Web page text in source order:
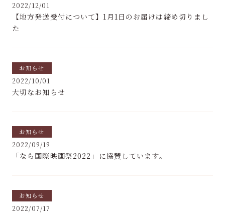
2022/12/01
【地方発送受付について】1月1日のお届けは締め切りまし
た
お知らせ
2022/10/01
大切なお知らせ
お知らせ
2022/09/19
「なら国際映画祭2022」に協賛しています。
お知らせ
2022/07/17